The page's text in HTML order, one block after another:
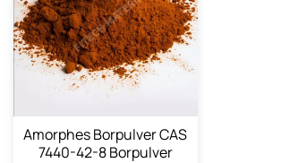
Amorphes Borpulver CAS
7440-42-8 Borpulver